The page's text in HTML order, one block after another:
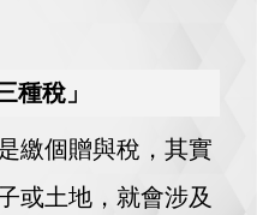
種稅」
繳個贈與稅，其實
或土地，就會涉及